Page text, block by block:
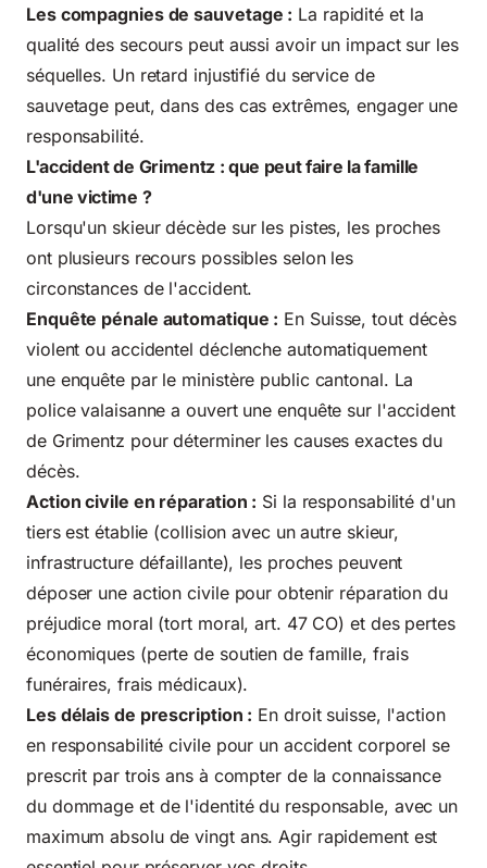
Les compagnies de sauvetage : La rapidité et la
qualité des secours peut aussi avoir un impact sur les
séquelles. Un retard injustifié du service de
sauvetage peut, dans des cas extrêmes, engager une
responsabilité.
L'accident de Grimentz : que peut faire la famille
d'une victime ?
Lorsqu'un skieur décède sur les pistes, les proches
ont plusieurs recours possibles selon les
circonstances de l'accident.
Enquête pénale automatique : En Suisse, tout décès
violent ou accidentel déclenche automatiquement
une enquête par le ministère public cantonal. La
police valaisanne a ouvert une enquête sur l'accident
de Grimentz pour déterminer les causes exactes du
décès.
Action civile en réparation : Si la responsabilité d'un
tiers est établie (collision avec un autre skieur,
infrastructure défaillante), les proches peuvent
déposer une action civile pour obtenir réparation du
préjudice moral (tort moral, art. 47 CO) et des pertes
économiques (perte de soutien de famille, frais
funéraires, frais médicaux).
Les délais de prescription : En droit suisse, l'action
en responsabilité civile pour un accident corporel se
prescrit par trois ans à compter de la connaissance
du dommage et de l'identité du responsable, avec un
maximum absolu de vingt ans. Agir rapidement est